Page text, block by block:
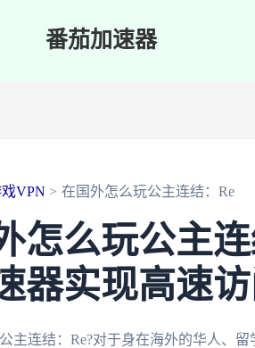
番茄加速器
VPN 在国外怎么玩公主连结：Re
怎么玩公主
器实现高速访
主连结：Re?对于身在海外的华人、